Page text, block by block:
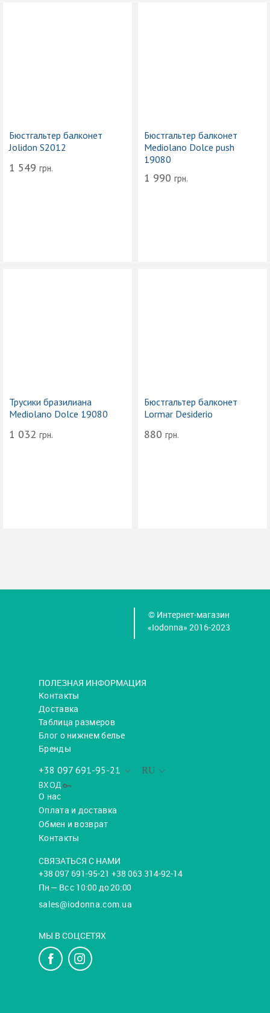
Бюстгальтер балконет
Jolidon S2012
1 549 грн.
Бюстгальтер балконет
Mediolano Dolce push
19080
1 990 грн.
Трусики бразилиана
Mediolano Dolce 19080
1 032 грн.
Бюстгальтер балконет
Lormar Desiderio
880 грн.
© Интернет-магазин
«Iodonna» 2016-2023
ПОЛЕЗНАЯ ИНФОРМАЦИЯ
Контакты
Доставка
Таблица размеров
Блог о нижнем белье
Бренды
RU
+38 097 691-95-21
ВХОД
О нас
Оплата и доставка
Обмен и возврат
Контакты
СВЯЗАТЬСЯ С НАМИ
+38 097 691-95-21 +38 063 314-92-14
Пн — Вс с 10:00 до 20:00
sales@iodonna.com.ua
МЫ В СОЦСЕТЯХ